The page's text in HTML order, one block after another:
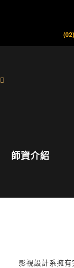
師資介紹
影視設計系擁